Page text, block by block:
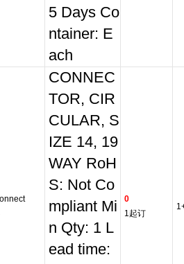
5 Days Co
ntainer: E
ach
CONNEC
TOR, CIR
CULAR, S
IZE 14, 19
WAY RoH
S: Not Co
mpliant Mi
n Qty: 1 L
ead time:
0
1起订